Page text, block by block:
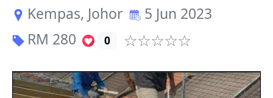
Kempas, Johor
5 Jun 2023
RM 280 0